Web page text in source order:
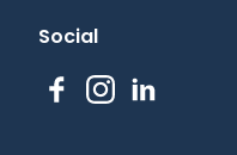
Social